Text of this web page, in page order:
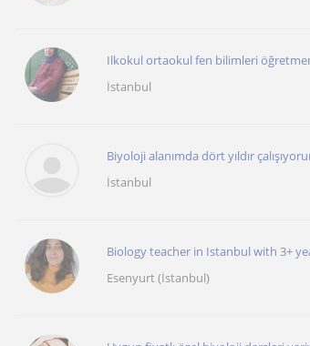
Ilkokul ortaokul fen bilimleri
İstanbul
Biyoloji alanımda dört yıldır
İstanbul
Biology teacher in Istanbul with 3+
Esenyurt (İstanbul)